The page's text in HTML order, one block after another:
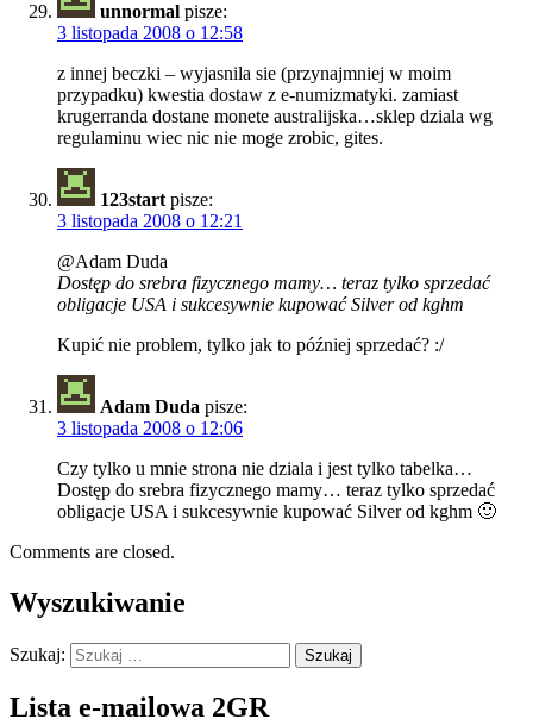
unnormal pisze:
3 listopada 2008 o 12:58
z innej beczki – wyjasnila sie (przynajmniej w moim
przypadku) kwestia dostaw z e-numizmatyki. zamiast
krugerranda dostane monete australijska…sklep dziala wg
regulaminu wiec nic nie moge zrobic, gites.
123start pisze:
3 listopada 2008 o 12:21
@Adam Duda
Dostęp do srebra fizycznego mamy… teraz tylko sprzedać
obligacje USA i sukcesywnie kupować Silver od kghm
Kupić nie problem, tylko jak to później sprzedać? :/
Adam Duda pisze:
3 listopada 2008 o 12:06
Czy tylko u mnie strona nie dziala i jest tylko tabelka…
Dostęp do srebra fizycznego mamy… teraz tylko sprzedać
obligacje USA i sukcesywnie kupować Silver od kghm 🙂
Comments are closed.
Wyszukiwanie
Szukaj:
Lista e-mailowa 2GR